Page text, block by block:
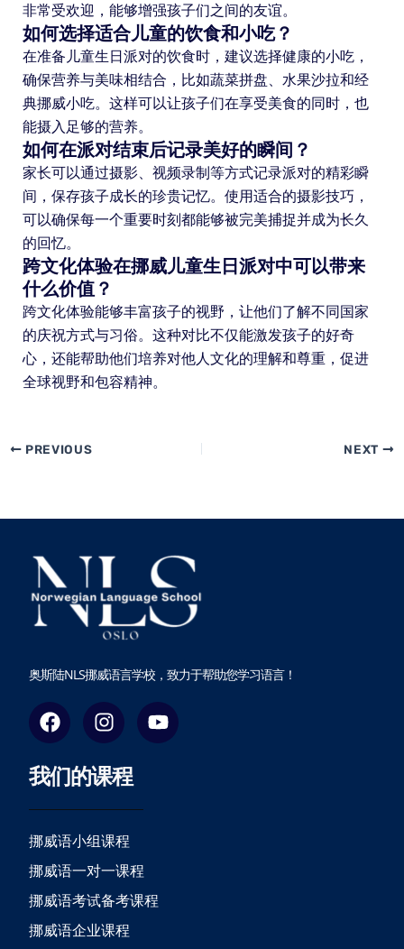
非常受欢迎，能够增强孩子们之间的友谊。
如何选择适合儿童的饮食和小吃？
在准备儿童生日派对的饮食时，建议选择健康的小吃，
确保营养与美味相结合，比如蔬菜拼盘、水果沙拉和经
典挪威小吃。这样可以让孩子们在享受美食的同时，也
能摄入足够的营养。
如何在派对结束后记录美好的瞬间？
家长可以通过摄影、视频录制等方式记录派对的精彩瞬
间，保存孩子成长的珍贵记忆。使用适合的摄影技巧，
可以确保每一个重要时刻都能够被完美捕捉并成为长久
的回忆。
跨文化体验在挪威儿童生日派对中可以带来
什么价值？
跨文化体验能够丰富孩子的视野，让他们了解不同国家
的庆祝方式与习俗。这种对比不仅能激发孩子的好奇
心，还能帮助他们培养对他人文化的理解和尊重，促进
全球视野和包容精神。
PREVIOUS NEXT
奥斯陆NLS挪威语言学校，致力于帮助您学习语言！
F
a
c
e
b
o
o
k
I
n
s
t
a
g
r
a
m
Y
o
u
我们的课程
挪威语小组课程
挪威语一对一课程
挪威语考试备考课程
挪威语企业课程